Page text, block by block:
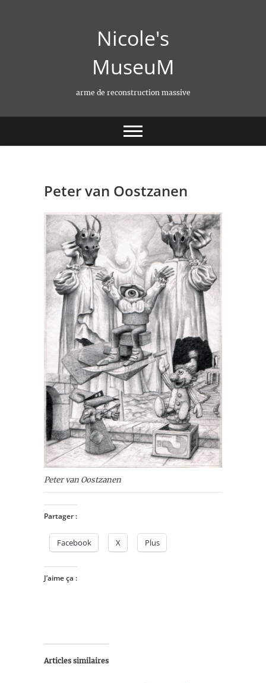
Nicole's
MuseuM
arme de reconstruction massive
Peter van Oostzanen
Peter van Oostzanen
Partager :
Facebook X Plus
J’aime ça :
Articles similaires